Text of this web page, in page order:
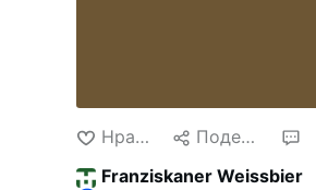
Нравится Поделиться
Franziskaner Weissbier